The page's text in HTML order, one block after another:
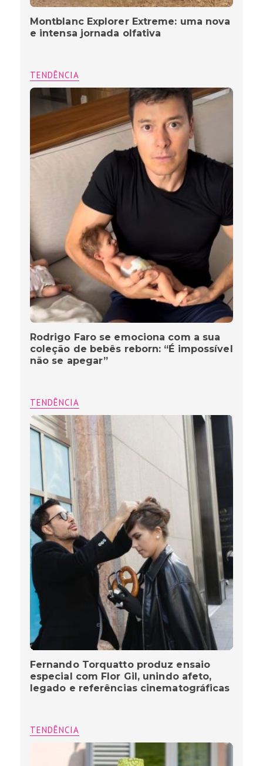
Montblanc Explorer Extreme: uma nova
e intensa jornada olfativa
TENDÊNCIA
Rodrigo Faro se emociona com a sua
coleção de bebês reborn: “É impossível
não se apegar”
TENDÊNCIA
Fernando Torquatto produz ensaio
especial com Flor Gil, unindo afeto,
legado e referências cinematográficas
TENDÊNCIA